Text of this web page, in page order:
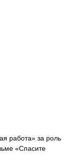
работа» за роль
«Спасите